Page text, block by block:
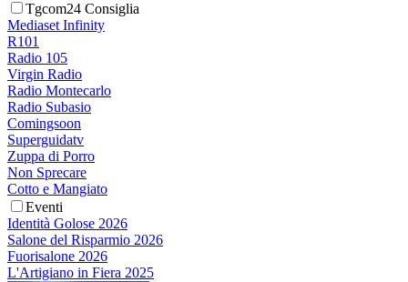
Tgcom24 Consiglia
Mediaset Infinity
R101
Radio 105
Virgin Radio
Radio Montecarlo
Radio Subasio
Comingsoon
Superguidatv
Zuppa di Porro
Non Sprecare
Cotto e Mangiato
Eventi
Identità Golose 2026
Salone del Risparmio 2026
Fuorisalone 2026
L'Artigiano in Fiera 2025